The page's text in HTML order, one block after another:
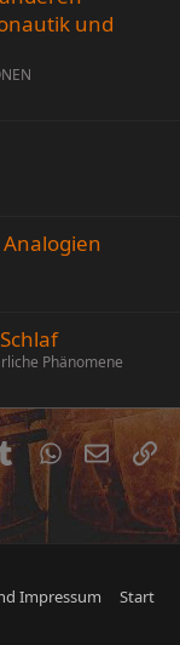
und
Phänomene
TumblrWhatsApp
E-Mail
Impressum Start